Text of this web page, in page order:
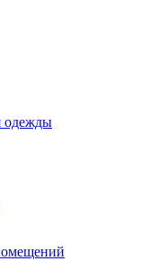
одежды